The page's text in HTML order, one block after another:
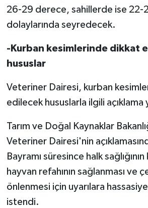
26-29 derece, sahillerde ise 22-
dolaylarında seyredecek.
-Kurban kesimlerinde dikkat
hususlar
Veteriner Dairesi, kurban
edilecek hususlarla ilgili açıklama
Tarım ve Doğal Kaynaklar
Veteriner Dairesi'nin
Bayramı süresince halk
hayvan refahının sağlanması ve
önlenmesi için uyarılara
istendi.